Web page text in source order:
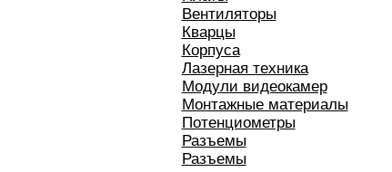
Вентиляторы
Кварцы
Корпуса
Лазерная техника
Модули видеокамер
Монтажные материалы
Потенциометры
Разъемы
Разъемы